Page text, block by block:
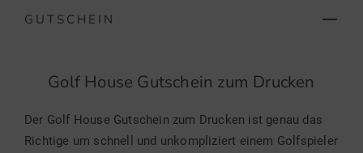
GUTSCHEIN
Golf House Gutschein zum Drucken
Der Golf House Gutschein zum Drucken ist genau das
Richtige um schnell und unkompliziert einem Golfspieler